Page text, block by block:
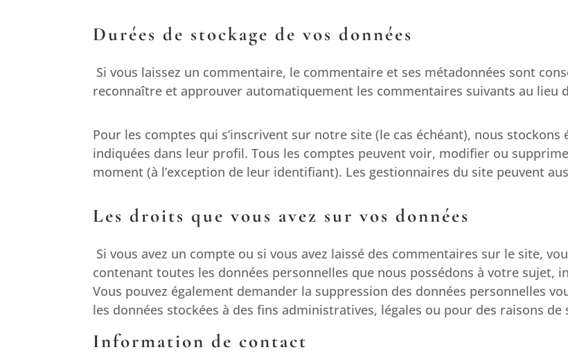
Durées de stockage de vos données
Si vous laissez un commentaire, le commentaire et ses métadonnées sont
reconnaître et approuver automatiquement les commentaires suivants au lieu
Pour les comptes qui s’inscrivent sur notre site (le cas échéant), nous
indiquées dans leur profil. Tous les comptes peuvent voir, modifier ou
moment (à l’exception de leur identifiant). Les gestionnaires du site peuvent
Les droits que vous avez sur vos données
Si vous avez un compte ou si vous avez laissé des commentaires sur le site,
contenant toutes les données personnelles que nous possédons à votre sujet,
Vous pouvez également demander la suppression des données personnelles
les données stockées à des fins administratives, légales ou pour des raisons de
Information de contact